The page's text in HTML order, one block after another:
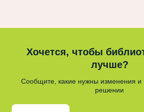
Хочется, чтобы
лучше?
Сообщите, какие нужны изменения и
решении